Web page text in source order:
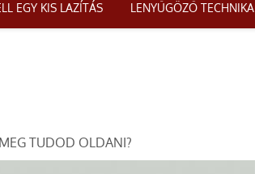
EGY KIS LAZÍTÁS LENYŰGÖZŐ TECHNIKA
TUDOD OLDANI?